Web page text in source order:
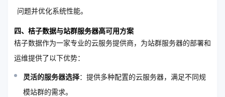
问题并优化系统性能。
四、桔子数据与站群服务器高可用方案
桔子数据作为一家专业的云服务提供商，为站群服务器的部署和
运维提供了以下优势：
灵活的服务器选择：提供多种配置的云服务器，满足不同规
模站群的需求。